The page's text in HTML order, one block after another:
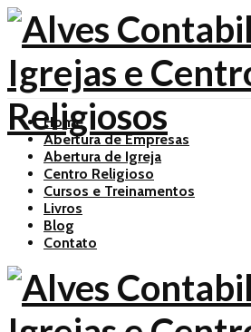
Home
Abertura de Empresas
Abertura de Igreja
Centro Religioso
Cursos e Treinamentos
Livros
Blog
Contato